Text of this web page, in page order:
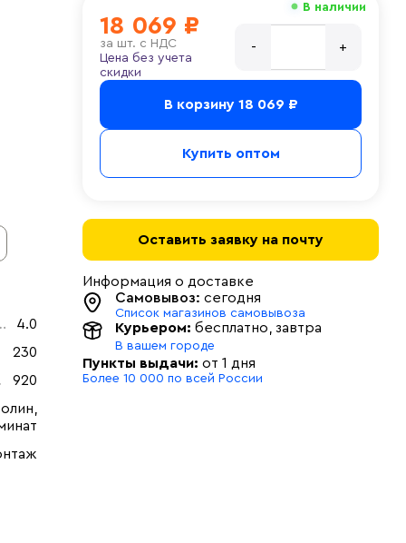
4.0
230
920
В наличии
18 069 ₽
за шт. с НДС
Цена без учета
скидки
В корзину 18 069 ₽
Купить оптом
Оставить заявку на почту
Информация о доставке
Самовывоз: сегодня
Список магазинов самовывоза
Курьером: бесплатно , завтра
В вашем городе
Пункты выдачи: от 1 дня
Более 10 000 по всей России